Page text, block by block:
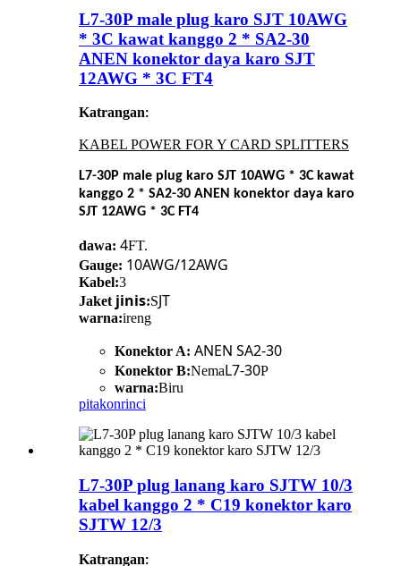
L7-30P male plug karo SJT 10AWG
* 3C kawat kanggo 2 * SA2-30
ANEN konektor daya karo SJT
12AWG * 3C FT4
Katrangan:
KABEL POWER FOR Y CARD SPLITTERS
L7-30P male plug karo SJT 10AWG * 3C kawat
kanggo 2 * SA2-30 ANEN konektor daya karo
SJT 12AWG * 3C FT4
dawa: 4FT.
Gauge: 10AWG/12AWG
Kabel:3
Jaket jinis:SJT
warna:ireng
Konektor A: ANEN SA2-30
Konektor B:NemaL7-30P
warna:Biru
pitakonrinci
L7-30P plug lanang karo SJTW 10/3
kabel kanggo 2 * C19 konektor karo
SJTW 12/3
Katrangan: